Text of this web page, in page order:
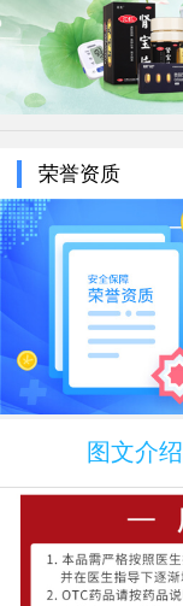
荣誉资质
图文介绍